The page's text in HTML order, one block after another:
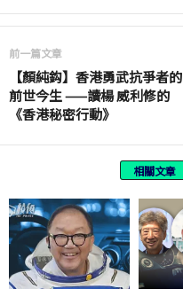
前一篇文章
【顏純鈎】香港勇武抗爭者的
前世今生 ——讀楊 威利修的
《香港秘密行動》
相關文章